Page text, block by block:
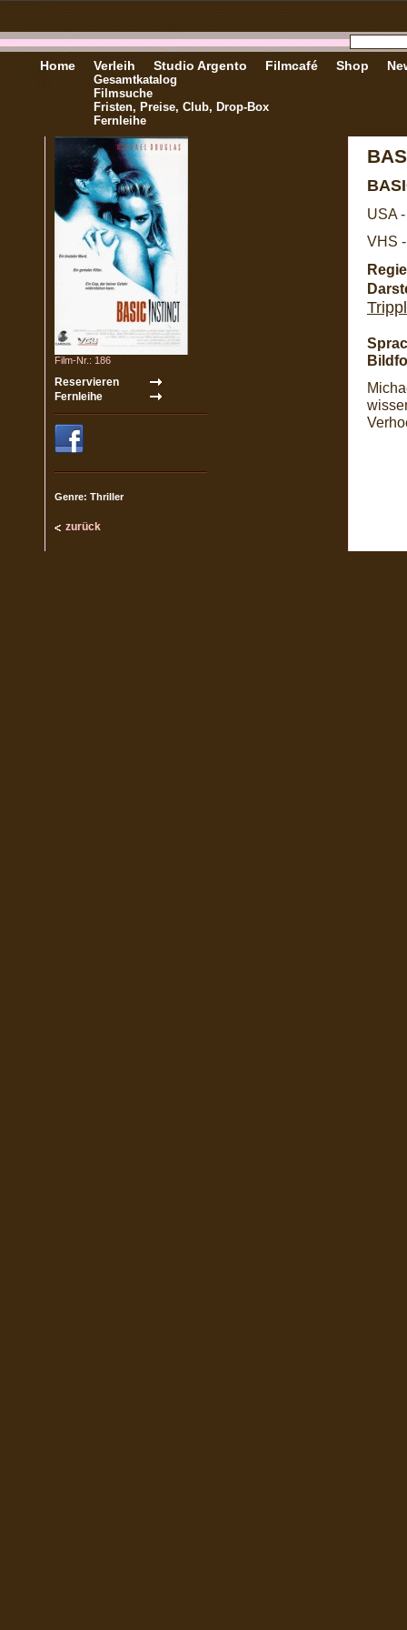
Home Verleih
Gesamtkatalog
Filmsuche
Fristen, Preise, Club, Drop-Box
Fernleihe
Studio Argento Filmcafé Shop
Film-Nr.: 186
Genre: Thriller
zurück
USA
VHS